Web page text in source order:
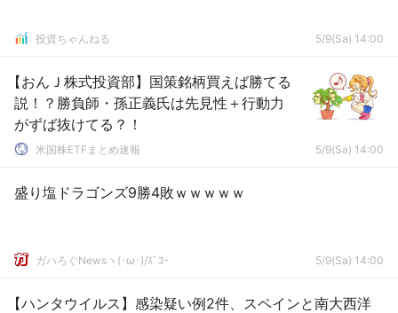
投資ちゃんねる 5/9(Sa) 14:00
【おんＪ株式投資部】国策銘柄買えば勝てる
説！？勝負師・孫正義氏は先見性＋行動力
がずば抜けてる？！
米国株ETFまとめ速報 5/9(Sa) 14:00
盛り塩ドラゴンズ9勝4敗ｗｗｗｗｗ
ガハろぐNewsヽ(･ω･)/ｽﾞｺｰ 5/9(Sa) 14:00
【ハンタウイルス】感染疑い例2件、スペインと南大西洋